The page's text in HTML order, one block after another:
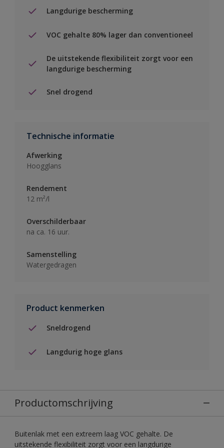
Langdurige bescherming
VOC gehalte 80% lager dan conventioneel
De uitstekende flexibiliteit zorgt voor een
langdurige bescherming
Snel drogend
Technische informatie
Afwerking
Hoogglans
Rendement
12 m²/l
Overschilderbaar
na ca. 16 uur.
Samenstelling
Watergedragen
Product kenmerken
Sneldrogend
Langdurig hoge glans
Productomschrijving
Buitenlak met een extreem laag VOC gehalte. De
uitstekende flexibiliteit zorgt voor een langdurige